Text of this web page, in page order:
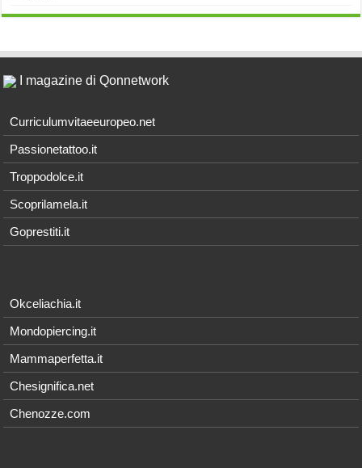
I magazine di Qonnetwork
Curriculumvitaeeuropeo.net
Passionetattoo.it
Troppodolce.it
Scoprilamela.it
Goprestiti.it
Okceliachia.it
Mondopiercing.it
Mammaperfetta.it
Chesignifica.net
Chenozze.com